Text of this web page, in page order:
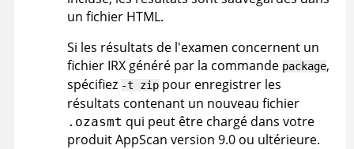
un fichier HTML.
Si les résultats de l'examen concernent un
fichier IRX généré par la commande package,
spécifiez -t zip pour enregistrer les
résultats contenant un nouveau fichier
.ozasmt qui peut être chargé dans votre
produitAppScan version 9.0 ou ultérieure.